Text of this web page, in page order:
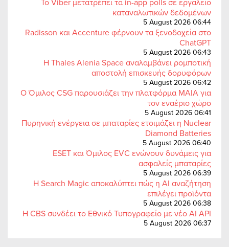
καταναλωτικών δεδομένων
5 August 2026 06:44
Radisson και Accenture φέρνουν τα ξενοδοχεία στο
ChatGPT
5 August 2026 06:43
Η Thales Alenia Space αναλαμβάνει ρομποτική
αποστολή επισκευής δορυφόρων
5 August 2026 06:42
Ο Όμιλος CSG παρουσιάζει την πλατφόρμα MAIA για
τον εναέριο χώρο
5 August 2026 06:41
Πυρηνική ενέργεια σε μπαταρίες ετοιμάζει η Nuclear
Diamond Batteries
5 August 2026 06:40
ESET και Όμιλος EVC ενώνουν δυνάμεις για
ασφαλείς μπαταρίες
5 August 2026 06:39
Η Search Magic αποκαλύπτει πώς η AI αναζήτηση
επιλέγει προϊόντα
5 August 2026 06:38
Η CBS συνδέει το Εθνικό Τυπογραφείο με νέο AI API
5 August 2026 06:37